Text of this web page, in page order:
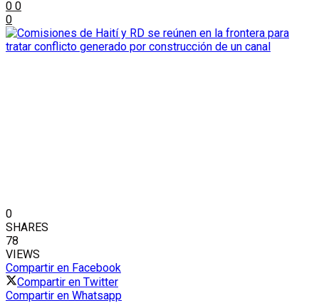
0 0
0
0
SHARES
78
VIEWS
Compartir en Facebook
Compartir en Twitter
Compartir en Whatsapp